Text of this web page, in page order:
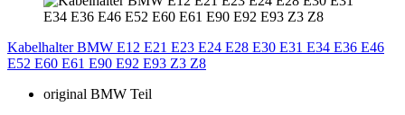
Kabelhalter BMW E12 E21 E23 E24 E28 E30 E31 E34 E36 E46
E52 E60 E61 E90 E92 E93 Z3 Z8
original BMW Teil